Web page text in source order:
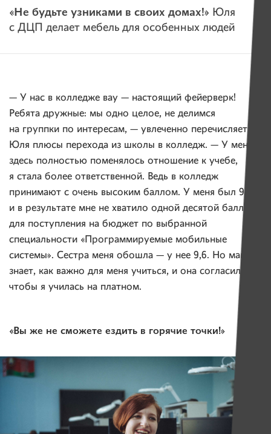
«Не будьте узниками в своих домах!» Юля
с ДЦП делает мебель для особенных людей
— У нас в колледже вау — настоящий фейерверк!
Ребята дружные: мы одно целое, не делимся
на группки по интересам, — увлеченно перечисляет
Юля плюсы перехода из школы в колледж. — У меня
здесь полностью поменялось отношение к учебе,
я стала более ответственной. Ведь в колледж
принимают с очень высоким баллом. У меня был 9,4
и в результате мне не хватило одной десятой балла
для поступления на бюджет по выбранной
специальности «Программируемые мобильные
системы». Сестра меня обошла — у нее 9,6. Но мама
знает, как важно для меня учиться, и она согласилась,
чтобы я училась на платном.
«Вы же не сможете ездить в горячие точки!»